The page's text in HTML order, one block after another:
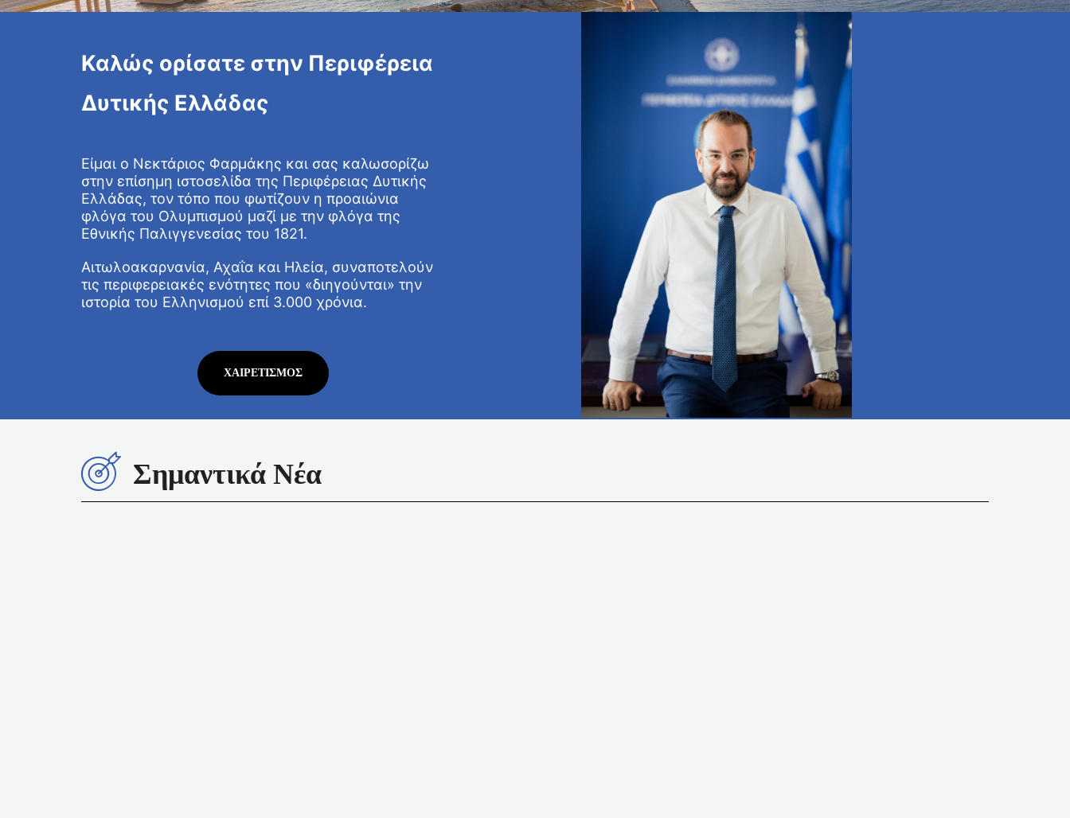
Καλώς ορίσατε στην Περιφέρεια
Δυτικής Ελλάδας
Είμαι ο Νεκτάριος Φαρμάκης και σας καλωσορίζω
στην επίσημη ιστοσελίδα της Περιφέρειας Δυτικής
Ελλάδας, τον τόπο που φωτίζουν η προαιώνια
φλόγα του Ολυμπισμού μαζί με την φλόγα της
Εθνικής Παλιγγενεσίας του 1821.
Αιτωλοακαρνανία, Αχαΐα και Ηλεία, συναποτελούν
τις περιφερειακές ενότητες που «διηγούνται» την
ιστορία του Ελληνισμού επί 3.000 χρόνια.
ΧΑΙΡΕΤΙΣΜΌΣ
Σημαντικά Νέα